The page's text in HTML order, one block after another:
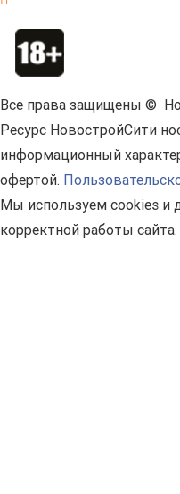
Все права защищены ©
Ресурс НовостройСити
информационный
офертой.
Мы используем cookies и
корректной работы сайта.